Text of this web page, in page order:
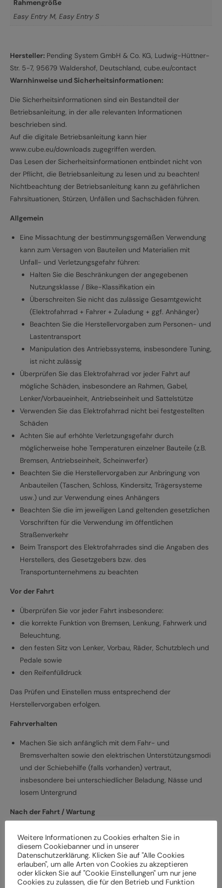
Rahmengröße
Easy Entry M, Easy Entry S
Hersteller: Pending System GmbH & Co. KG, Ludwig-Hüttner-
Str. 5-7, 95679 Waldershof, Deutschland, cube.eu/contact
Warnhinweise und Sicherheitsinformationen:
Die Sicherheitsinformationen sind ein Bestandteil der
Betriebsanleitung, in der alle relevanten Informationen
beschrieben sind.
Auf die digitale Betriebsanleitung kann hier
www.cube.eu/downloads zugegriffen werden.
Das Lesen der Sicherheitsinformationen entbindet nicht von
der Pflicht, die Betriebsanleitung zu lesen und zu beachten!
Nichtbeachtung der Betriebsanleitung kann zu gefährlichen
Fahrsituationen, Stürzen, Unfällen und Sachschäden führen.
Allgemein
Eine Missachtung der bestimmungsgemäßen Verwendung
kann zum Versagen von Bauteilen und Materialien mit
Unfall- und Verletzungsgefahr führen:
Halten Sie die Beschränkungen der angegebenen
Nutzungsklasse / Bike-Klassifikation ein
Überschreiten Sie nicht das zulässige Gesamtgewicht
(Elektrofahrrad + Fahrer + Zuladung + ggf. Anhänger)
Beachten Sie die Herstellervorgaben zum Personen- und
Lastentransport
Manipulation des Antriebssystems, insbesondere Tuning,
ist nicht zulässig
Überprüfen Sie das Elektrofahrrad vor jeder Fahrt auf
mögliche Schäden, insbesondere an Rahmen, Gabel,
Lenker/Vorbaueinheit, Antriebseinheit und Sattelstütze
Verwenden Sie das Elektrofahrrad nicht bei festgestellten
Schäden
Achten Sie auf erhöhte Verletzungsgefahr durch
möglicherweise hohe Temperaturen einzelner Bauteile (z.B.
Bremsen, Antriebseinheit, Scheinwerfer)
Beachten Sie die Herstellervorgaben zur Anbringung von
Anbauteilen (Taschen, Schloss, Kindersitz, Trägersysteme
usw.) und zur Verwendung eines Anhängers
Beachten Sie die im jeweiligen Land geltenden gesetzlichen
Vorschriften für die Verwendung im öffentlichen
Straßenverkehr
Beim Transport des Elektrofahrrades sind die Angaben des
Herstellers, des Gesetzgebers bzw. des
Transportunternehmens zu beachten
Vor der Fahrt
Überprüfen Sie vor jeder Fahrt insbesondere:
die korrekte Funktion von Bremsen, Lenkung, Fahrwerk und
Beleuchtung,
den festen Sitz von Lenker, Vorbau, Räder, Schutzblech und
Pedale sowie
den Reifenfülldruck
Das Prüfen und Einstellen muss entsprechend der
Herstellervorgaben erfolgen.
Fahrverhalten
Machen Sie sich anfänglich mit dem Fahr- und
Bremsverhalten sowie den elektrischen Unterstützungsmodi
und der Schiebehilfe (falls vorhanden) vertraut,
insbesondere bei unterschiedlicher Beladung, Nässe und
losem Untergrund
Nach der Fahrt / Wartung
Elektrofahrrad vor der weiteren Verwendung durch einen
Fachbetrieb überprüft werden
Lassen Sie das Elektrofahrrad entsprechend den
Herstellervorgaben regelmäßig von einem Fachbetrieb
Weitere Informationen zu Cookies erhalten Sie in
diesem Cookiebanner und in unserer
Datenschutzerklärung. Klicken Sie auf "Alle Cookies
erlauben", um alle Arten von Cookies zu akzeptieren
oder klicken Sie auf "Cookie Einstellungen" um nur jene
Cookies zu zulassen, die für den Betrieb und Funktion